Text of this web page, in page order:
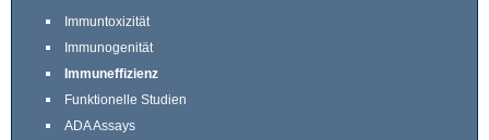
Immuntoxizität
Immunogenität
Immuneffizienz
Funktionelle Studien
ADA Assays